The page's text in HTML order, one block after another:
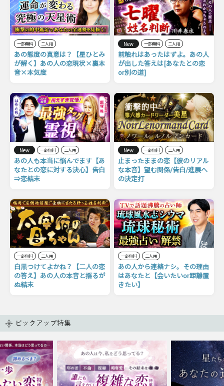
一部無料 二人用
あの態度の真意は？【星ひとみ
が解く】あの人の恋現状×裏本
音×本気度
New 一部無料 二人用
前触れはあったはずよ。あの人
が出した答えは[あなたとの恋
or別の道]
New 一部無料 二人用
あの人も本当に悩んでます【あ
なたとの恋に対する決心】告白
⇒恋結末
New 一部無料 二人用
止まったままの恋【彼のリアル
な本音】望む関係/告白/進展へ
の決定打
一部無料 二人用
白黒つけてよかね？【二人の恋
の答え】あの人の本音と揺るが
ぬ結末
一部無料 二人用
あの人から連絡ナシ。その理由
はあなたと【会いたいor距離置
きたい】
ピックアップ特集